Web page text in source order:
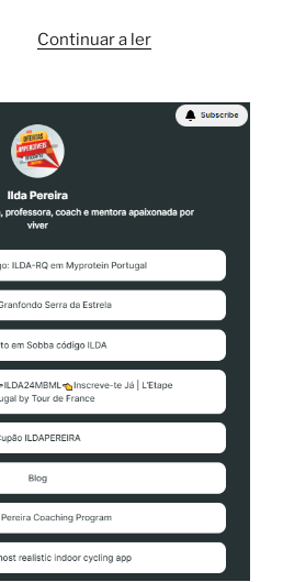
Continuar a ler“Curcuma
quentinho?